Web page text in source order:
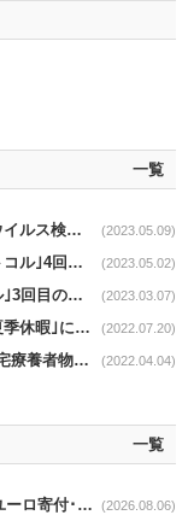
一覧
ウエルシアnews｜第5類移行後も新型コロナウイルス検査立会を継続 (2023.05.09)
イオンnews｜｢新型コロナウイルス防疫プロトコル｣4回目の改定 (2023.05.02)
イオンnews｜｢コロナウイルス防疫プロトコル｣3回目の改定実施 (2023.03.07)
アスクルnews｜｢withコロナにおける職場の夏季休暇｣に関する調査実施 (2022.07.20)
関西スーパーnews｜兵庫県伊丹市のコロナ自宅療養者物資支援事業の協力延長 (2022.04.04)
一覧
ファストリnews｜｢フランス山火事｣へ100万ユーロ寄付･衣料5万点も提供 (2026.08.06)